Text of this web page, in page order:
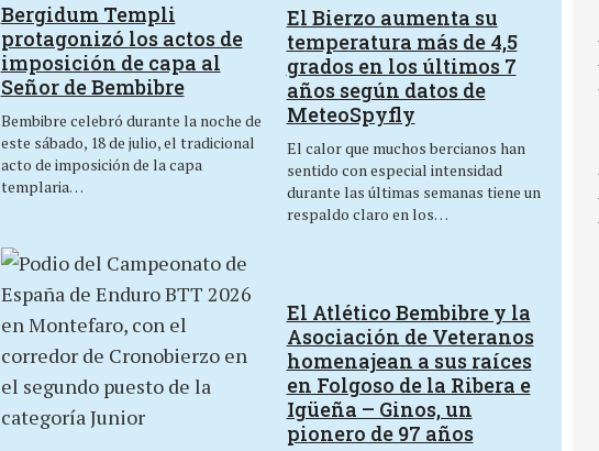
Bergidum Templi
protagonizó los actos de
imposición de capa al
Señor de Bembibre
Bembibre celebró durante la noche de
este sábado, 18 de julio, el tradicional
acto de imposición de la capa
templaria…
El Bierzo aumenta su
temperatura más de 4,5
grados en los últimos 7
años según datos de
MeteoSpyfly
El calor que muchos bercianos han
sentido con especial intensidad
durante las últimas semanas tiene un
respaldo claro en los…
El Atlético Bembibre y la
Asociación de Veteranos
homenajean a sus raíces
en Folgoso de la Ribera e
Igüeña – Ginos, un
pionero de 97 años